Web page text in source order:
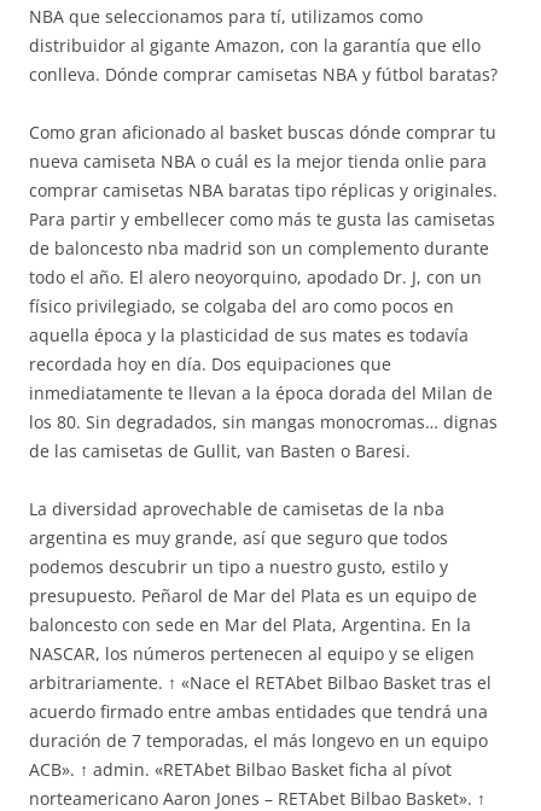
NBA que seleccionamos para tí, utilizamos como
distribuidor al gigante Amazon, con la garantía que ello
conlleva. Dónde comprar camisetas NBA y fútbol baratas?
Como gran aficionado al basket buscas dónde comprar tu
nueva camiseta NBA o cuál es la mejor tienda onlie para
comprar camisetas NBA baratas tipo réplicas y originales.
Para partir y embellecer como más te gusta las camisetas
de baloncesto nba madrid son un complemento durante
todo el año. El alero neoyorquino, apodado Dr. J, con un
físico privilegiado, se colgaba del aro como pocos en
aquella época y la plasticidad de sus mates es todavía
recordada hoy en día. Dos equipaciones que
inmediatamente te llevan a la época dorada del Milan de
los 80. Sin degradados, sin mangas monocromas… dignas
de las camisetas de Gullit, van Basten o Baresi.
La diversidad aprovechable de camisetas de la nba
argentina es muy grande, así que seguro que todos
podemos descubrir un tipo a nuestro gusto, estilo y
presupuesto. Peñarol de Mar del Plata es un equipo de
baloncesto con sede en Mar del Plata, Argentina. En la
NASCAR, los números pertenecen al equipo y se eligen
arbitrariamente. ↑ «Nace el RETAbet Bilbao Basket tras el
acuerdo firmado entre ambas entidades que tendrá una
duración de 7 temporadas, el más longevo en un equipo
ACB». ↑ admin. «RETAbet Bilbao Basket ficha al pívot
norteamericano Aaron Jones – RETAbet Bilbao Basket». ↑